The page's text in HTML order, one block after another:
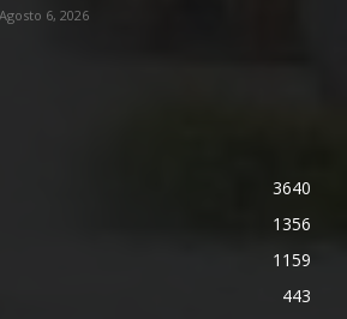
Agosto 6, 2026
3640
1356
1159
443